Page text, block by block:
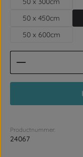
50 x 450cm
50 x 600cm
Productnummer:
24067